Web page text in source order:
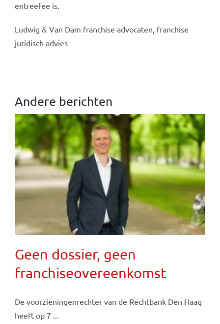
entreefee is.
Ludwig & Van Dam franchise advocaten, franchise
juridisch advies
Andere berichten
Geen dossier, geen
franchiseovereenkomst
De voorzieningenrechter van de Rechtbank Den Haag
heeft op 7 ...